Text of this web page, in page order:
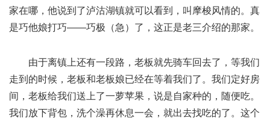
家在哪，他说到了泸沽湖镇就可以看到，叫摩梭风情的。真
是巧他娘打巧——巧极（急）了，这正是老三介绍的那家。
由于离镇上还有一段路，老板就先骑车回去了，等我们
走到的时候，老板和老板娘已经在等着我们了。我们定好房
间，老板给我们送上了一萝苹果，说是自家种的，随便吃。
我们放下背包，洗个澡再休息一会，就出去找吃的了。这个